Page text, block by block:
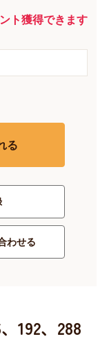
ト獲得できます
る
わせる
192、288